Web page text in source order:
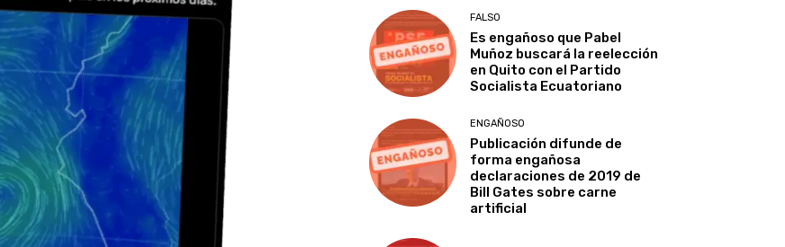
FALSO
Es engañoso que Pabel
Muñoz buscará la reelección
en Quito con el Partido
Socialista Ecuatoriano
ENGAÑOSO
Publicación difunde de
forma engañosa
declaraciones de 2019 de
Bill Gates sobre carne
artificial